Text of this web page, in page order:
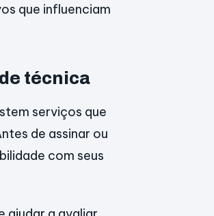
que influenciam
técnica
serviços que
de assinar ou
com seus